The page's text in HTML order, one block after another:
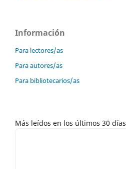
Información
Para lectores/as
Para autores/as
Para bibliotecarios/as
Más leídos en los últimos 30 días